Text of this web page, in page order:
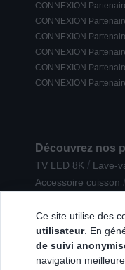
Ce site utilise des
utilisateur. En
de suivi
navigation
CONNEXION
CONNEXION
CONNEXION
CONNEXION
CONNEXION
CONNEXION
Découvrez nos
TV LED 8K / Lave-
Accessoire cuisson /